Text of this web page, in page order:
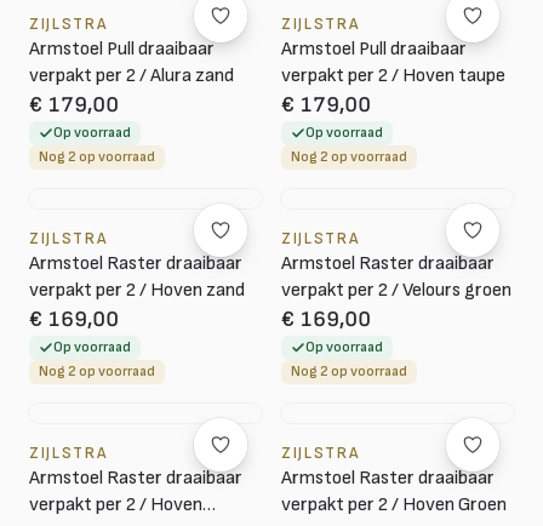
ZIJLSTRA
Armstoel Pull draaibaar
verpakt per 2 / Alura zand
€ 179,00
Op voorraad
Nog 2 op voorraad
ZIJLSTRA
Armstoel Pull draaibaar
verpakt per 2 / Hoven taupe
€ 179,00
Op voorraad
Nog 2 op voorraad
ZIJLSTRA
Armstoel Raster draaibaar
verpakt per 2 / Hoven zand
€ 169,00
Op voorraad
Nog 2 op voorraad
ZIJLSTRA
Armstoel Raster draaibaar
verpakt per 2 / Velours groen
€ 169,00
Op voorraad
Nog 2 op voorraad
ZIJLSTRA
Armstoel Raster draaibaar
verpakt per 2 / Hoven
ZIJLSTRA
Armstoel Raster draaibaar
verpakt per 2 / Hoven Groen